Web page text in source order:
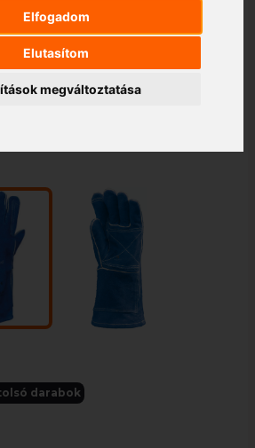
Elfogadom
Elutasítom
megváltoztatása
darabok